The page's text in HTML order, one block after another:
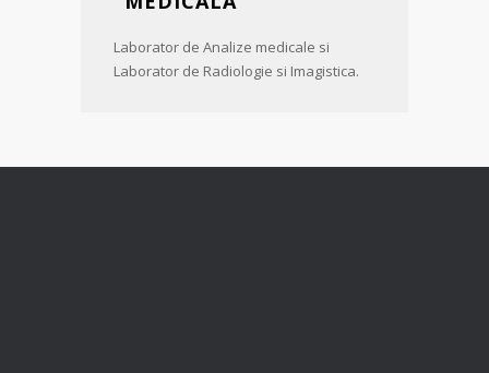
Laborator de Analize medicale si
Laborator de Radiologie si Imagistica.